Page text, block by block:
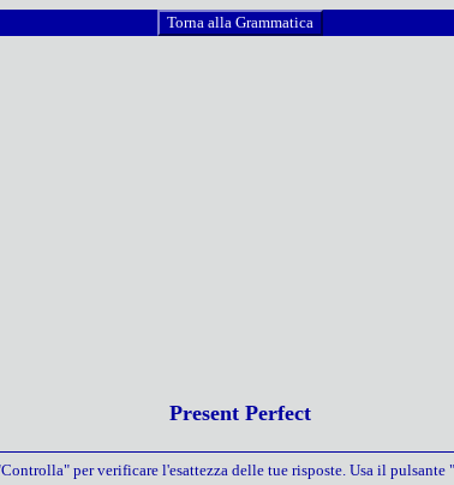
Torna alla Grammatica
Present Perfect
per verificare l'esattezza delle tue risposte. Usa il